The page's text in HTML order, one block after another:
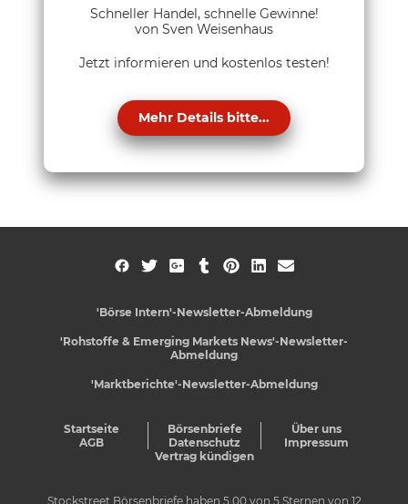
Schneller Handel, schnelle Gewinne!
von Sven Weisenhaus
Jetzt informieren und kostenlos testen!
Mehr Details bitte...
'Börse Intern'-Newsletter-Abmeldung
'Rohstoffe & Emerging Markets News'-Newsletter-
Abmeldung
'Marktberichte'-Newsletter-Abmeldung
Startseite Börsenbriefe
Über uns
AGB
Datenschutz
Impressum
Vertrag kündigen
Stockstreet Börsenbriefe haben 5,00von 5Sternen von 12